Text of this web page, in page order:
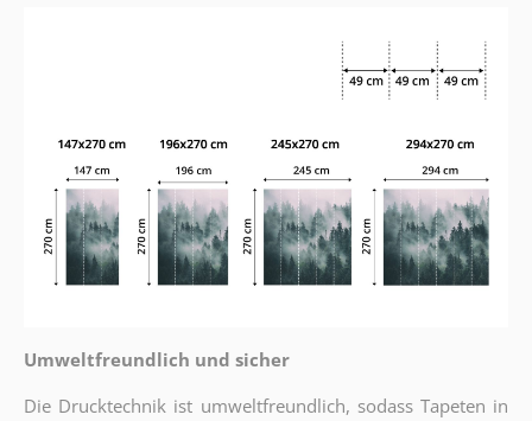
Umweltfreundlich und sicher
Die Drucktechnik ist umweltfreundlich, sodass Tapeten in